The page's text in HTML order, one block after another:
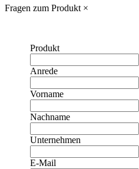
Fragen zum Produkt ×
Produkt
Anrede
Vorname
Nachname
Unternehmen
E-Mail